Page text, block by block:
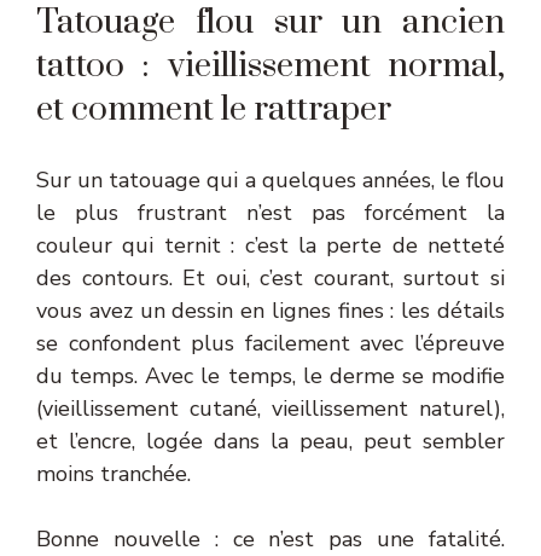
Tatouage flou sur un ancien
tattoo : vieillissement normal,
et comment le rattraper
Sur un tatouage qui a quelques années, le flou
le plus frustrant n’est pas forcément la
couleur qui ternit : c’est la perte de netteté
des contours. Et oui, c’est courant, surtout si
vous avez un dessin en lignes fines : les détails
se confondent plus facilement avec l’épreuve
du temps. Avec le temps, le derme se modifie
(vieillissement cutané, vieillissement naturel),
et l’encre, logée dans la peau, peut sembler
moins tranchée.
Bonne nouvelle : ce n’est pas une fatalité.